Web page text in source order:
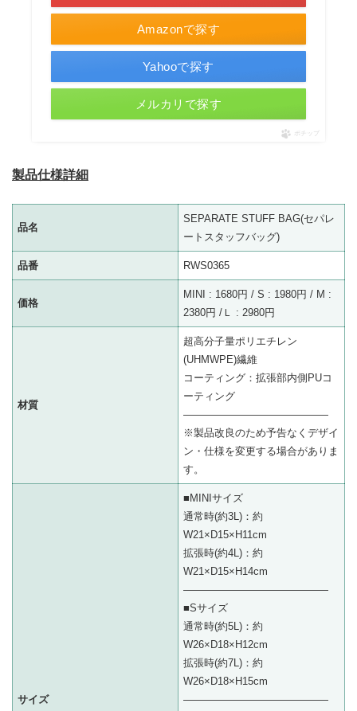
Amazonで探す
Yahooで探す
メルカリで探す
ポチップ
製品仕様詳細
品名
SEPARATE STUFF BAG(セパレ
ートスタッフバッグ)
品番 RWS0365
価格
MINI : 1680円 / S : 1980円 / M :
2380円 /Ｌ : 2980円
材質
超高分子量ポリエチレン
(UHMWPE)繊維
コーティング：拡張部内側PUコ
ーティング
——————————————
※製品改良のため予告なくデザイ
ン・仕様を変更する場合がありま
す。
サイズ
■MINIサイズ
通常時(約3L)：約
W21×D15×H11cm
拡張時(約4L)：約
W21×D15×H14cm
——————————————
■Sサイズ
通常時(約5L)：約
W26×D18×H12cm
拡張時(約7L)：約
W26×D18×H15cm
——————————————